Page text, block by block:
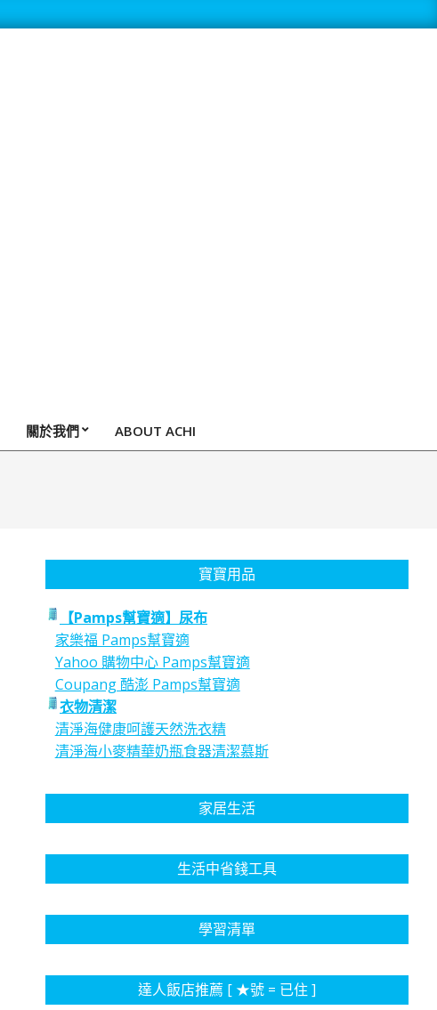
關於我們 ABOUT ACHI
寶寶用品
【Pamps幫寶適】尿布
家樂福 Pamps幫寶適
Yahoo 購物中心 Pamps幫寶適
Coupang 酷澎 Pamps幫寶適
衣物清潔
清淨海健康呵護天然洗衣精
清淨海小麥精華奶瓶食器清潔慕斯
家居生活
生活中省錢工具
學習清單
達人飯店推薦 [ ★號 = 已住 ]